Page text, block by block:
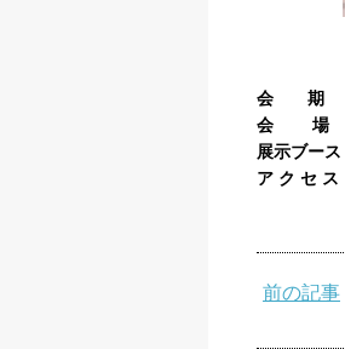
会 期
会 場
展示ブース
ア ク セ ス
前の記事